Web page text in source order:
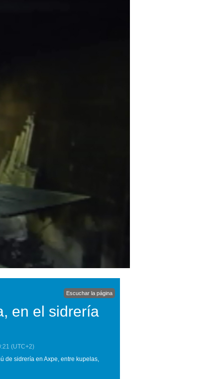
Escuchar la página
en el sidrería
(UTC+2)
de sidrería en Axpe, entre kupelas,